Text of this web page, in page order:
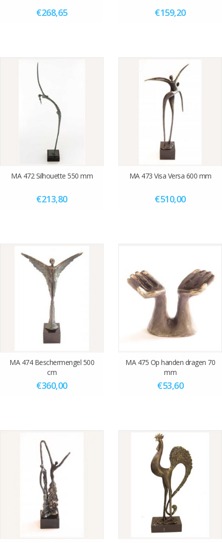
€268,65 €159,20
MA 472 Silhouette 550 mm
€213,80
MA 473 Visa Versa 600 mm
€510,00
MA 474 Beschermengel 500
cm
€360,00
MA 475 Op handen dragen 70
mm
€53,60